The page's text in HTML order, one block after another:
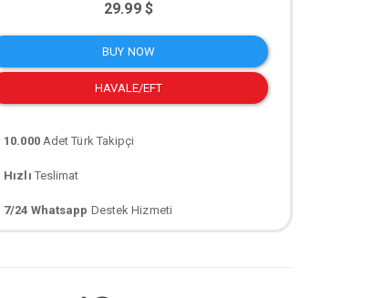
29.99 $
BUY NOW
HAVALE/EFT
10.000 Adet Türk Takipçi
Hızlı Teslimat
7/24 Whatsapp Destek Hizmeti